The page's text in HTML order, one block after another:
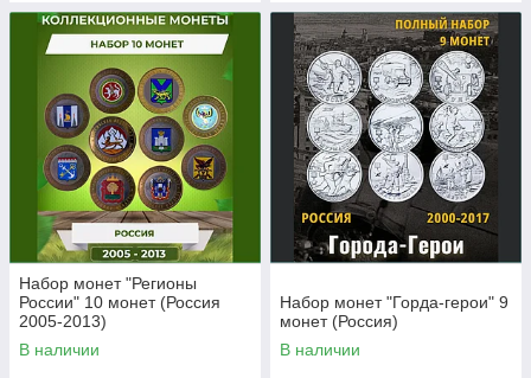
Набор монет "Регионы
России" 10 монет (Россия
2005-2013)
В наличии
Набор монет "Горда-герои" 9
монет (Россия)
В наличии